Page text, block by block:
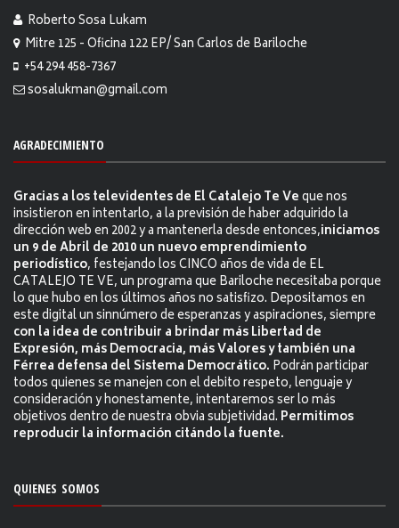
Roberto Sosa Lukam
Mitre 125 - Oficina 122 EP/ San Carlos de Bariloche
+54 294 458-7367
sosalukman@gmail.com
AGRADECIMIENTO
Gracias a los televidentes de El Catalejo Te Veque nos
insistieron en intentarlo, a la previsión de haber adquirido la
dirección web en 2002 y a mantenerla desde entonces,iniciamos
un 9 de Abril de 2010 un nuevo emprendimiento
periodístico, festejando los CINCO años de vida de EL
CATALEJO TE VE, un programa que Bariloche necesitaba porque
lo que hubo en los últimos años no satisfizo. Depositamos en
este digital un sinnúmero de esperanzas y aspiraciones, siempre
con la idea de contribuir a brindar más Libertad de
Expresión, más Democracia, más Valores y también una
Férrea defensa del Sistema Democrático. Podrán participar
todos quienes se manejen con el debito respeto, lenguaje y
consideración y honestamente, intentaremos ser lo más
objetivos dentro de nuestra obvia subjetividad. Permitimos
reproducir la información citándo la fuente.
QUIENES SOMOS